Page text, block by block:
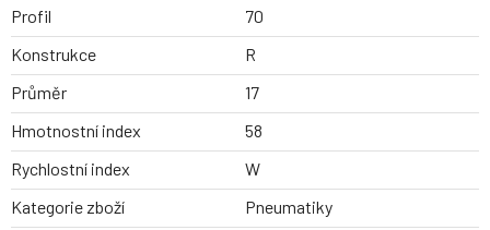
Profil
70
Konstrukce
R
Průměr
17
Hmotnostní index
58
Rychlostní index
W
Kategorie zboží
Pneumatiky